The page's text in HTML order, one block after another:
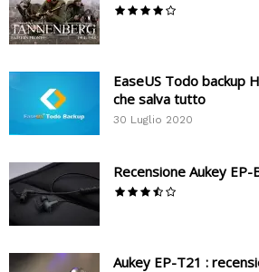
EaseUS Todo backup
che salva tutto
30 Luglio 2020
Recensione Aukey EP-
Aukey EP-T21 :